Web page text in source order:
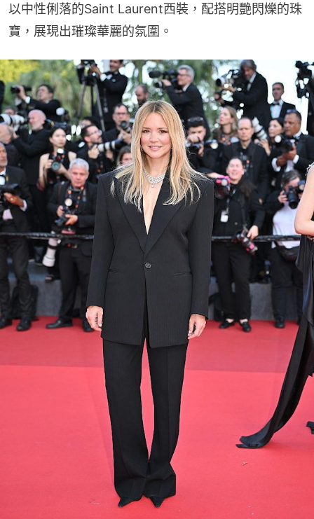
以中性俐落的Saint Laurent西裝，配搭明艷閃爍的珠
寶，展現出璀璨華麗的氛圍。